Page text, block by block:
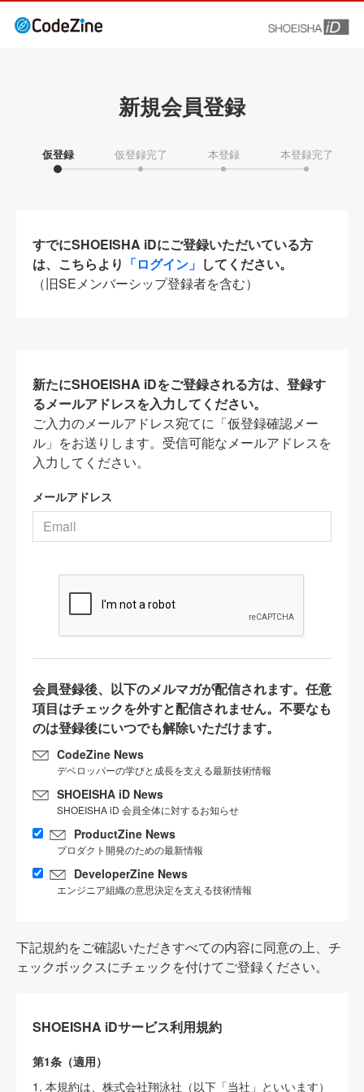
新規会員登録
仮登録 仮登録完了 本登録 本登録完了
すでにSHOEISHA iDにご登録いただいている方
は、こちらより 「ログイン」 してください。
（旧SEメンバーシップ登録者を含む）
新たにSHOEISHA iDをご登録される方は、登録す
るメールアドレスを入力してください。
ご入力のメールアドレス宛てに「仮登録確認メー
ル」をお送りします。受信可能なメールアドレスを
入力してください。
メールアドレス
会員登録後、以下のメルマガが配信されます。任意
項目はチェックを外すと配信されません。不要なも
のは登録後にいつでも解除いただけます。
CodeZine News
デベロッパーの学びと成長を支える最新技術情報
SHOEISHA iD News
SHOEISHA iD 会員全体に対するお知らせ
ProductZine News
プロダクト開発のための最新情報
DeveloperZine News
エンジニア組織の意思決定を支える技術情報
下記規約をご確認いただきすべての内容に同意の上、チ
ェックボックスにチェックを付けてご登録ください。
SHOEISHA iDサービス利用規約
第1条（適用）
1. 本規約は、株式会社翔泳社（以下「当社」といいます）